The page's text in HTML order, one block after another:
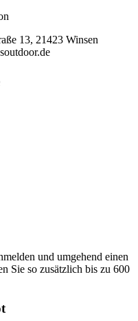
13, 21423 Winsen
und umgehend einen
Sie so zusätzlich bis zu 600